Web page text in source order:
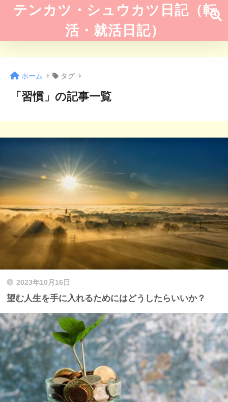
テンカツ・シュウカツ日記（転
活・就活日記）
ホーム タグ
「習慣」の記事一覧
2023年10月16日
望む人生を手に入れるためにはどうしたらいいか？